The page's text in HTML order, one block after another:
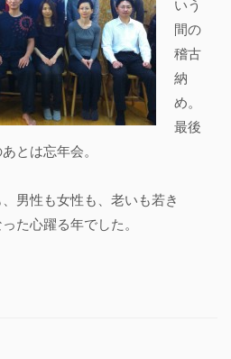
いう
間の
稽古
納
め。
最後
とは忘年会。
男性も女性も、老いも若き
た心躍る年でした。